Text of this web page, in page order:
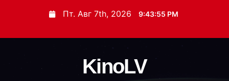
Пт. Авг 7th, 2026 9:43:56 PM
KinoLV